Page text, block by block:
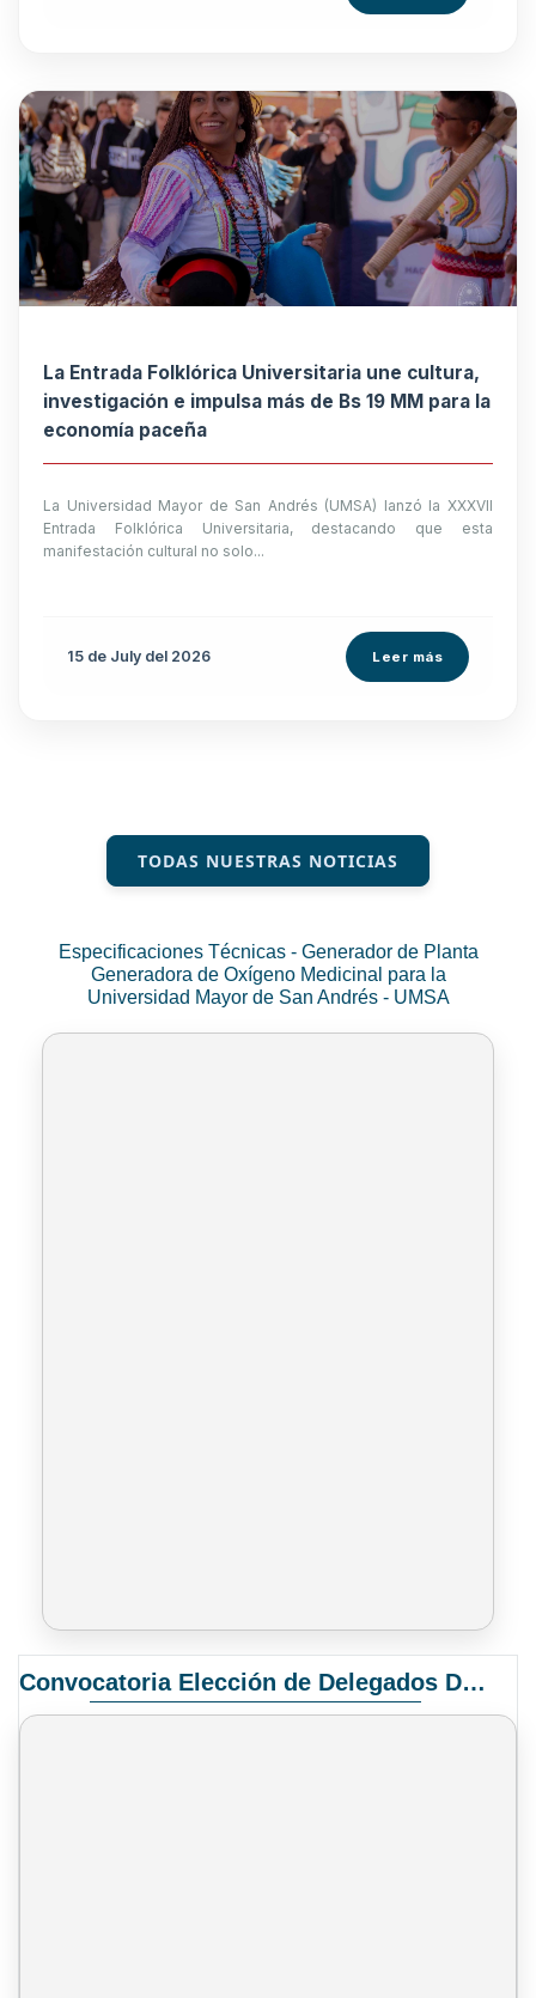
La Entrada Folklórica Universitaria une cultura,
investigación e impulsa más de Bs 19 MM para la
economía paceña
La Universidad Mayor de San Andrés (UMSA) lanzó la XXXVII
Entrada Folklórica Universitaria, destacando que esta
manifestación cultural no solo...
15 de July del 2026 Leer más
TODAS NUESTRAS NOTICIAS
Especificaciones Técnicas - Generador de Planta
Generadora de Oxígeno Medicinal para la
Universidad Mayor de San Andrés - UMSA
Convocatoria Elección de Delegados Docentes para el XIV Congreso Nacional de Universidades